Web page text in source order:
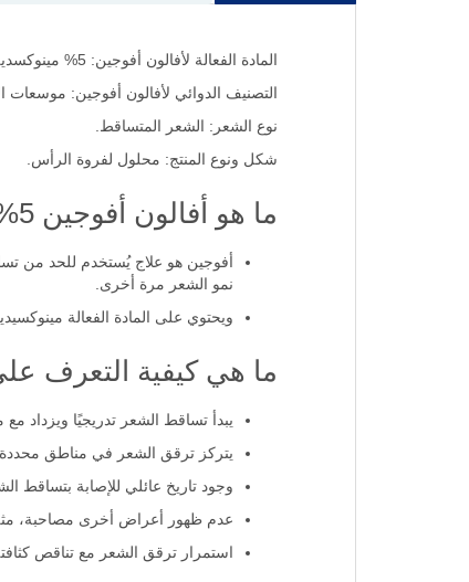
المادة الفعالة لأفالون أفوجين: 5% مينوكسديل.
التصنيف الدوائي لأفالون أفوجين: موسعات
نوع الشعر: الشعر المتساقط.
شكل ونوع المنتج: محلول لفروة الرأس.
ما هو أفالون أفوجين 5% 50 مل؟
نمو الشعر مرة أخرى.
ويحتوي على المادة الفعالة مينوكسيديل بتركيز 5%، التي تسهم في تعزيز تدفق الدم إلى
ما هي كيفية التعرف
يبدأ تساقط الشعر تدريجيًا ويزداد
يتركز ترقق الشعر في مناطق
وجود تاريخ عائلي للإصابة بتساقط
عدم ظهور أعراض أخرى مصاحبة، مثل
استمرار ترقق الشعر مع تناقص كثافته